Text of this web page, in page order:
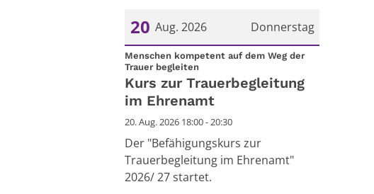
Donnerstag
20 Aug. 2026
Datum: 20. August 2026
Menschen kompetent auf dem Weg der
Trauer begleiten:
Kurs zur Trauerbegleitung
im Ehrenamt
20. Aug. 2026 18:00 - 20:30
Der "Befähigungskurs zur
Trauerbegleitung im Ehrenamt"
2026/ 27 startet.